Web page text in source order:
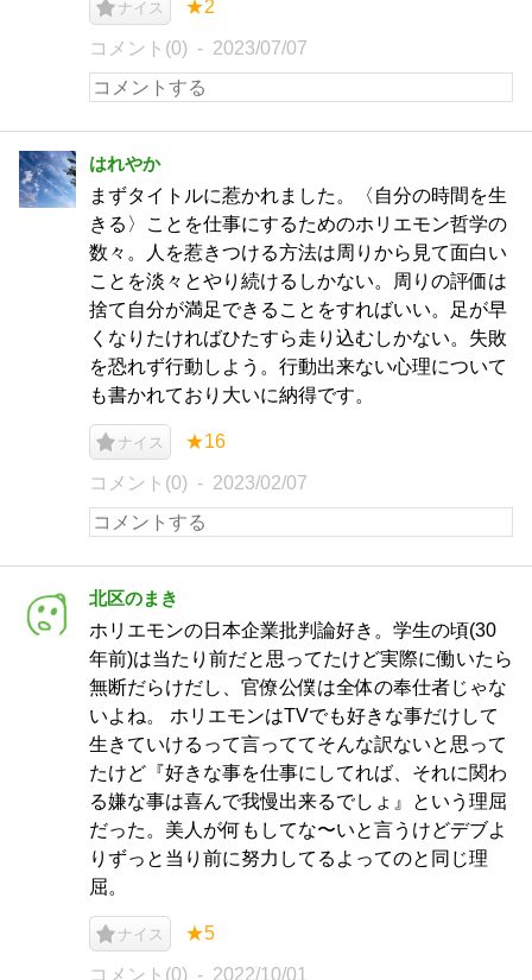
ナイス ★2
コメント(0) 2023/07/07
はれやか
まずタイトルに惹かれました。〈自分の時間を生
きる〉ことを仕事にするためのホリエモン哲学の
数々。人を惹きつける方法は周りから見て面白い
ことを淡々とやり続けるしかない。周りの評価は
捨て自分が満足できることをすればいい。足が早
くなりたければひたすら走り込むしかない。失敗
を恐れず行動しよう。行動出来ない心理について
も書かれており大いに納得です。
ナイス ★16
コメント(0) 2023/02/07
北区のまき
ホリエモンの日本企業批判論好き。学生の頃(30
年前)は当たり前だと思ってたけど実際に働いたら
無断だらけだし、官僚公僕は全体の奉仕者じゃな
いよね。 ホリエモンはTVでも好きな事だけして
生きていけるって言っててそんな訳ないと思って
たけど『好きな事を仕事にしてれば、それに関わ
る嫌な事は喜んで我慢出来るでしょ』という理屈
だった。美人が何もしてな〜いと言うけどデブよ
りずっと当り前に努力してるよってのと同じ理
屈。
ナイス ★5
コメント(0) 2022/10/01